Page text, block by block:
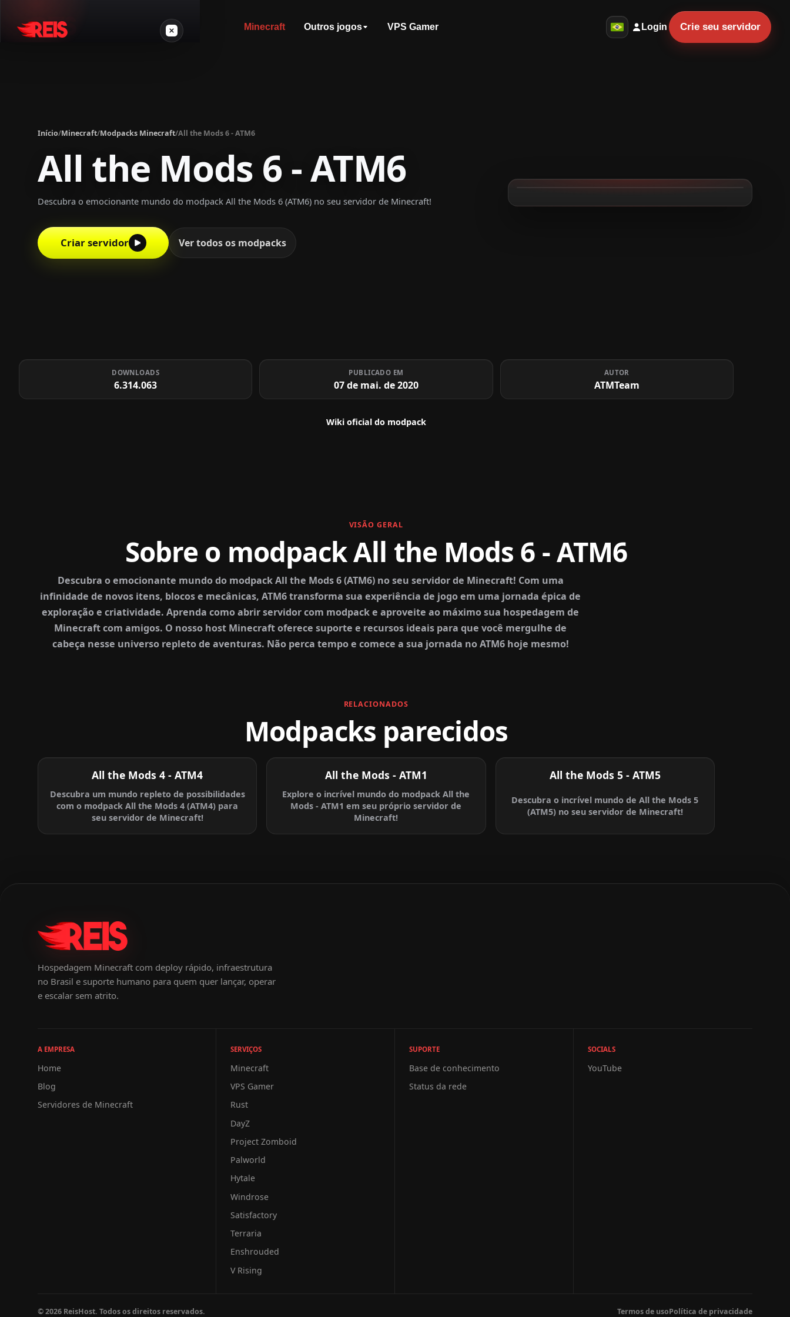
Minecraft Outros jogos VPS Gamer Login Crie seu servidor
Login
Crie seu servidor
Início/Minecraft/Modpacks Minecraft/All the Mods 6 - ATM6
All the Mods 6 - ATM6
Descubra o emocionante mundo do modpack All the Mods 6 (ATM6) no seu servidor de Minecraft!
Criar servidor Ver todos os modpacks
DOWNLOADS
6.314.063
PUBLICADO EM
07 de mai. de 2020
AUTOR
ATMTeam
Wiki oficial do modpack
VISÃO GERAL
Sobre o modpack All the Mods 6 - ATM6
Descubra o emocionante mundo do modpack All the Mods 6 (ATM6) no seu servidor de Minecraft! Com uma
infinidade de novos itens, blocos e mecânicas, ATM6 transforma sua experiência de jogo em uma jornada épica de
exploração e criatividade. Aprenda como abrir servidor com modpack e aproveite ao máximo sua hospedagem de
Minecraft com amigos. O nosso host Minecraft oferece suporte e recursos ideais para que você mergulhe de
cabeça nesse universo repleto de aventuras. Não perca tempo e comece a sua jornada no ATM6 hoje mesmo!
RELACIONADOS
Modpacks parecidos
All the Mods 4 - ATM4
Descubra um mundo repleto de possibilidades
com o modpack All the Mods 4 (ATM4) para
seu servidor de Minecraft!
All the Mods - ATM1
Explore o incrível mundo do modpack All the
Mods - ATM1 em seu próprio servidor de
Minecraft!
All the Mods 5 - ATM5
Descubra o incrível mundo de All the Mods 5
(ATM5) no seu servidor de Minecraft!
Hospedagem Minecraft com deploy rápido, infraestrutura
no Brasil e suporte humano para quem quer lançar, operar
e escalar sem atrito.
A EMPRESA
Home
Blog
Servidores de Minecraft
SERVIÇOS
Minecraft
VPS Gamer
Rust
DayZ
Project Zomboid
Palworld
Hytale
Windrose
Satisfactory
Terraria
Enshrouded
V Rising
SUPORTE
Base de conhecimento
Status da rede
SOCIALS
YouTube
© 2026 ReisHost. Todos os direitos reservados. Termos de usoPolítica de privacidade